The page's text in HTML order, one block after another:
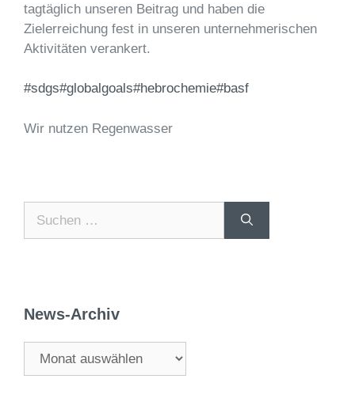
tagtäglich unseren Beitrag und haben die
Zielerreichung fest in unseren unternehmerischen
Aktivitäten verankert.
#sdgs#globalgoals#hebrochemie#basf
Wir nutzen Regenwasser
News-Archiv